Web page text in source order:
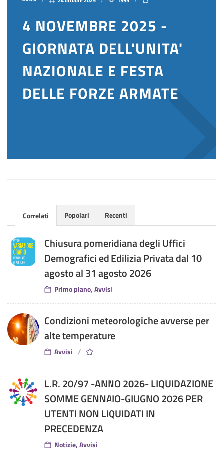
4 NOVEMBRE 2025 -
GIORNATA DELL'UNITA'
NAZIONALE E FESTA
DELLE FORZE ARMATE
Correlati Popolari Recenti
Chiusura pomeridiana degli Uffici
Demografici ed Edilizia Privata dal 10
agosto al 31 agosto 2026
Primo piano, Avvisi
Condizioni meteorologiche avverse per
alte temperature
Avvisi
L.R. 20/97 -ANNO 2026- LIQUIDAZIONE
SOMME GENNAIO-GIUGNO 2026 PER
UTENTI NON LIQUIDATI IN
PRECEDENZA
Notizie, Avvisi